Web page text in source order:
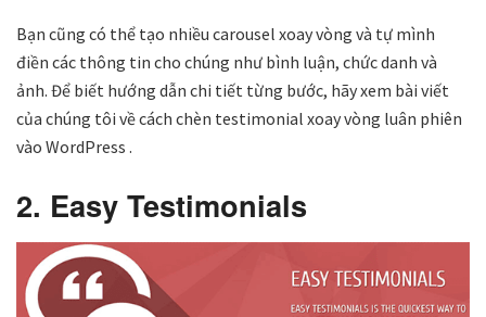
Bạn cũng có thể tạo nhiều carousel xoay vòng và tự mình
điền các thông tin cho chúng như bình luận, chức danh và
ảnh. Để biết hướng dẫn chi tiết từng bước, hãy xem bài viết
của chúng tôi về cách chèn testimonial xoay vòng luân phiên
vào WordPress .
2. Easy Testimonials